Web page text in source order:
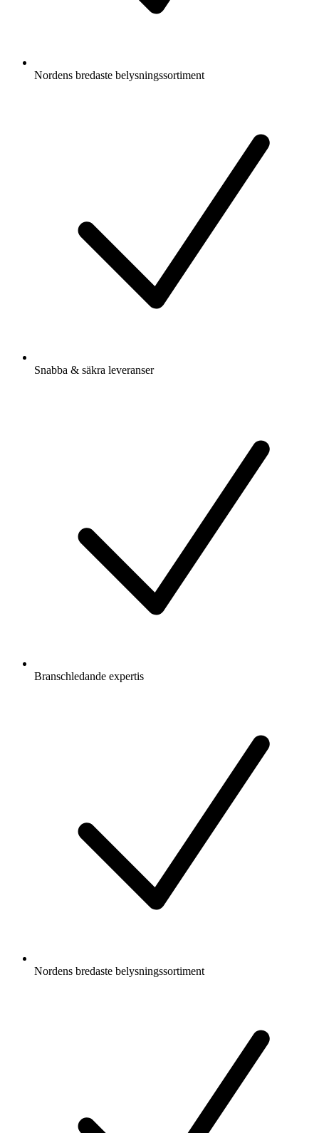
Nordens bredaste belysningssortiment
Snabba & säkra leveranser
Branschledande expertis
Nordens bredaste belysningssortiment